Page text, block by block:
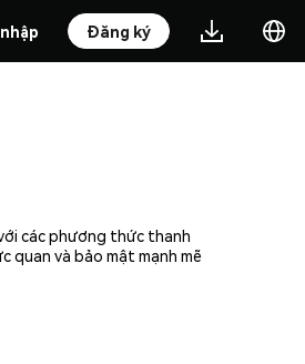
Đăng ký
các phương thức thanh
quan và bảo mật mạnh mẽ